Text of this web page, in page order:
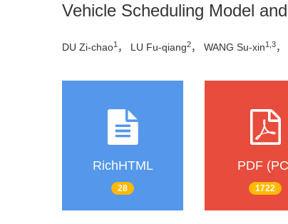
Vehicle Scheduling Model
DU Zi-chao1 ， LU Fu-qiang2， WANG Su-xin1,3
RichHTML
28
PDF
1722